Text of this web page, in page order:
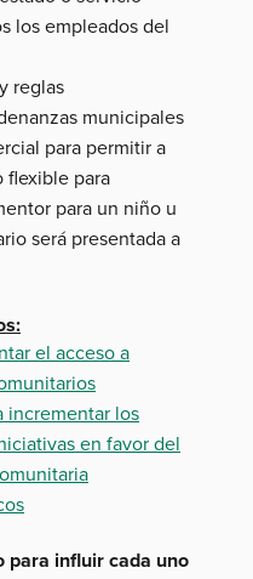
los empleados del
reglas
municipales
para permitir a
flexible para
para un niño u
será presentada a
el acceso a
incrementar los
en favor del
para influir cada uno